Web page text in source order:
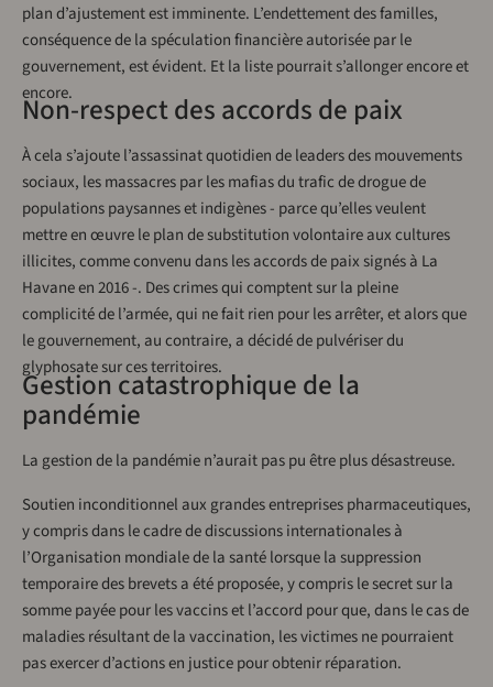
plan d’ajustement est imminente. L’endettement des familles,
conséquence de la spéculation financière autorisée par le
gouvernement, est évident. Et la liste pourrait s’allonger encore et
encore.
Non-respect des accords de paix
À cela s’ajoute l’assassinat quotidien de leaders des mouvements
sociaux, les massacres par les mafias du trafic de drogue de
populations paysannes et indigènes - parce qu’elles veulent
mettre en œuvre le plan de substitution volontaire aux cultures
illicites, comme convenu dans les accords de paix signés à La
Havane en 2016 -. Des crimes qui comptent sur la pleine
complicité de l’armée, qui ne fait rien pour les arrêter, et alors que
le gouvernement, au contraire, a décidé de pulvériser du
glyphosate sur ces territoires.
Gestion catastrophique de la
pandémie
La gestion de la pandémie n’aurait pas pu être plus désastreuse.
Soutien inconditionnel aux grandes entreprises pharmaceutiques,
y compris dans le cadre de discussions internationales à
l’Organisation mondiale de la santé lorsque la suppression
temporaire des brevets a été proposée, y compris le secret sur la
somme payée pour les vaccins et l’accord pour que, dans le cas de
maladies résultant de la vaccination, les victimes ne pourraient
pas exercer d’actions en justice pour obtenir réparation.